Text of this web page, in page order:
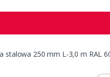
stalowa 250 mm L-3,0 m RAL